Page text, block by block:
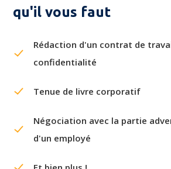
qu'il vous faut
Rédaction d'un contrat de
confidentialité
Tenue de livre corporatif
Négociation avec la partie
d'un employé